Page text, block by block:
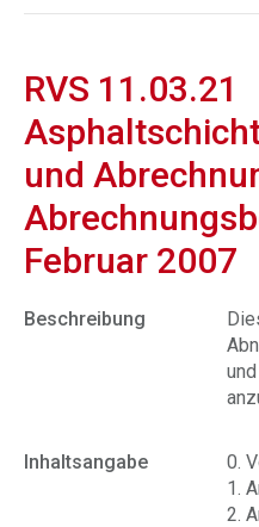
RVS 11.03.21
und
Februar 2007
Beschreibung
Inhaltsangabe
0.
1.
2.